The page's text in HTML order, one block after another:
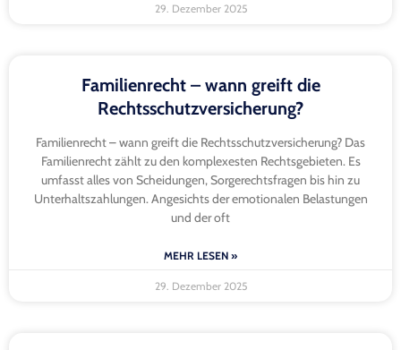
29. Dezember 2025
Familienrecht – wann greift die
Rechtsschutzversicherung?
Familienrecht – wann greift die Rechtsschutzversicherung? Das
Familienrecht zählt zu den komplexesten Rechtsgebieten. Es
umfasst alles von Scheidungen, Sorgerechtsfragen bis hin zu
Unterhaltszahlungen. Angesichts der emotionalen Belastungen
und der oft
MEHR LESEN »
29. Dezember 2025